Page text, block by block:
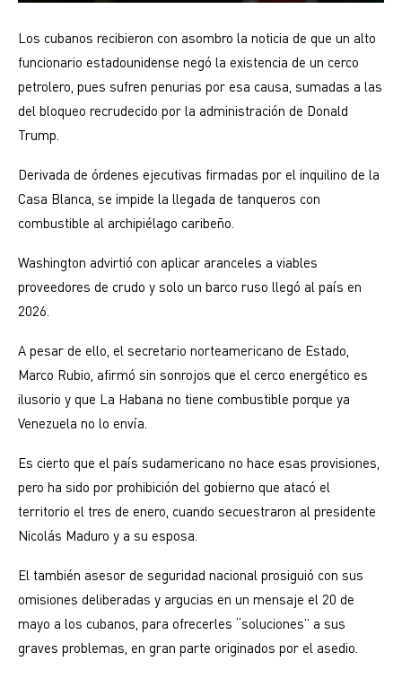
Los cubanos recibieron con asombro la noticia de que un alto
funcionario estadounidense negó la existencia de un cerco
petrolero, pues sufren penurias por esa causa, sumadas a las
del bloqueo recrudecido por la administración de Donald
Trump.
Derivada de órdenes ejecutivas firmadas por el inquilino de la
Casa Blanca, se impide la llegada de tanqueros con
combustible al archipiélago caribeño.
Washington advirtió con aplicar aranceles a viables
proveedores de crudo y solo un barco ruso llegó al país en
2026.
A pesar de ello, el secretario norteamericano de Estado,
Marco Rubio, afirmó sin sonrojos que el cerco energético es
ilusorio y que La Habana no tiene combustible porque ya
Venezuela no lo envía.
Es cierto que el país sudamericano no hace esas provisiones,
pero ha sido por prohibición del gobierno que atacó el
territorio el tres de enero, cuando secuestraron al presidente
Nicolás Maduro y a su esposa.
El también asesor de seguridad nacional prosiguió con sus
omisiones deliberadas y argucias en un mensaje el 20 de
mayo a los cubanos, para ofrecerles “soluciones” a sus
graves problemas, en gran parte originados por el asedio.